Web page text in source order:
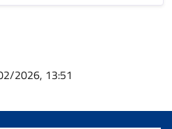
2026, 13:51